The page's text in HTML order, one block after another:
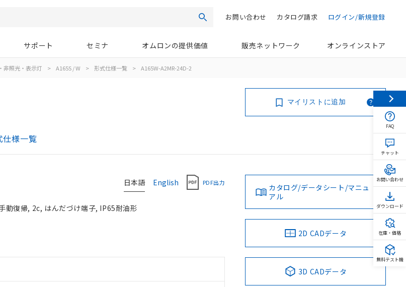
検索 ログイン/新規登録
カタログ請求
お問い合わせ
サポート セミナ オムロンの提供価値 販売ネットワーク オンラインストア
非照光・表示灯 > A165S / W > 形式仕様一覧 > A165W-A2MR-24D-2
様一覧
マイリストに追加
日本語 English PDF出力
動復帰, 2c, はんだづけ端子, IP65耐油形
カタログ/データシート/マニュ
アル
2D CADデータ
3D CADデータ
FAQ
チャット
お問い合わせ
ダウンロード
在庫・価格
無料テスト機